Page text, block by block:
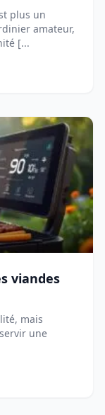
plus un
amateur,
[...
viandes
mais
une